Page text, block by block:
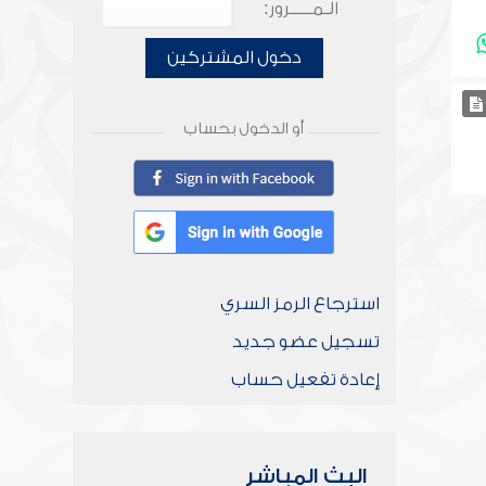
الـمـــــرور:
دخول المشتركين
أو الدخول بحساب
استرجاع الرمز السري
تسجيل عضو جديد
إعادة تفعيل حساب
البث المباشر